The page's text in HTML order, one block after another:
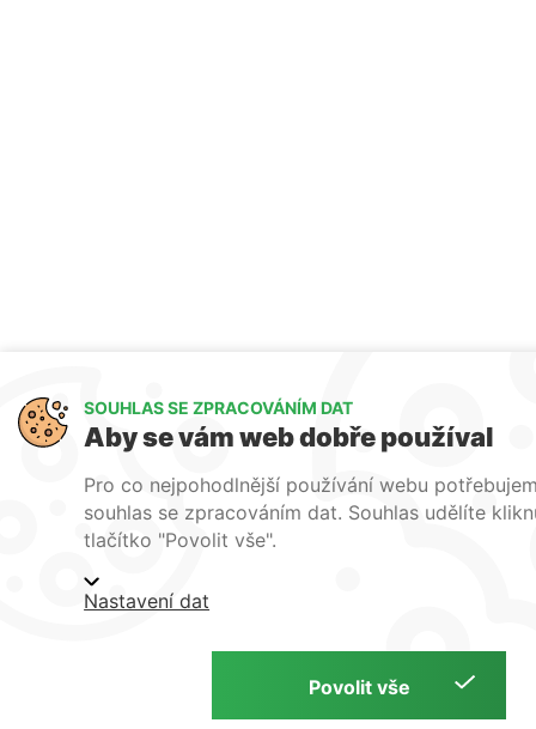
SOUHLAS SE ZPRACOVÁNÍM DAT
Aby se vám web dobře používal
Pro co nejpohodlnější používání webu
souhlas se zpracováním dat. Souhlas udělíte
tlačítko "Povolit vše".
Nastavení dat